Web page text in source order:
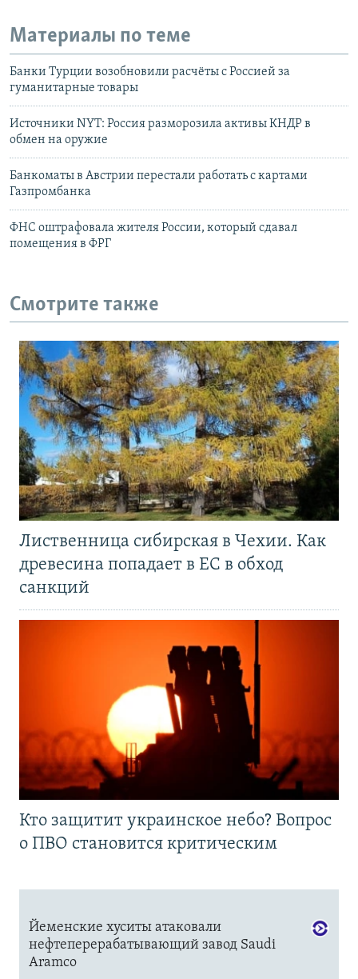
Материалы по теме
Банки Турции возобновили расчёты с Россией за
гуманитарные товары
Источники NYT: Россия разморозила активы КНДР в
обмен на оружие
Банкоматы в Австрии перестали работать с картами
Газпромбанка
ФНС оштрафовала жителя России, который сдавал
помещения в ФРГ
Смотрите также
Лиственница сибирская в Чехии. Как
древесина попадает в ЕС в обход
санкций
Кто защитит украинское небо? Вопрос
о ПВО становится критическим